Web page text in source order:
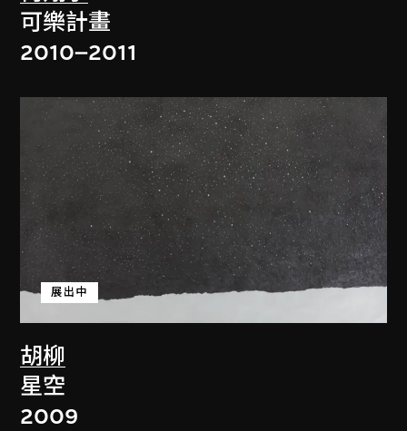
可樂計畫
2010–2011
胡柳
展出中
星空
2009